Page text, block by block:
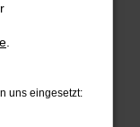
deine
uns eingesetzt: